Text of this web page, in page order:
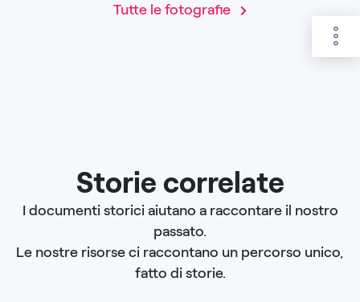
Tutte le fotografie
Storie correlate
I documenti storici aiutano a raccontare il nostro
passato.
Le nostre risorse ci raccontano un percorso unico,
fatto di storie.